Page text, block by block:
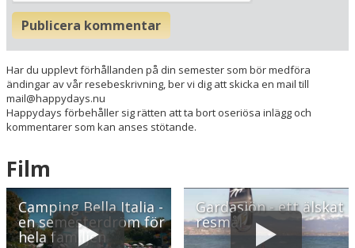
via Bella Italia 2
I-37019 Peschiera del Garda
Italien
Din adress
Hotellets GPS-koordinater
E 010&deg; 40.673'
N 45&deg; 26.528'
Publicera kommentar
Har du upplevt förhållanden på din semester som bör medföra
ändingar av vår resebeskrivning, ber vi dig att skicka en mail till
mail@happydays.nu
Happydays förbehåller sig rätten att ta bort oseriösa inlägg och
kommentarer som kan anses stötande.
Film
Camping Bella Italia -
en semesterdröm för
hela familjen
Gardasjön - ett älskat
resmål